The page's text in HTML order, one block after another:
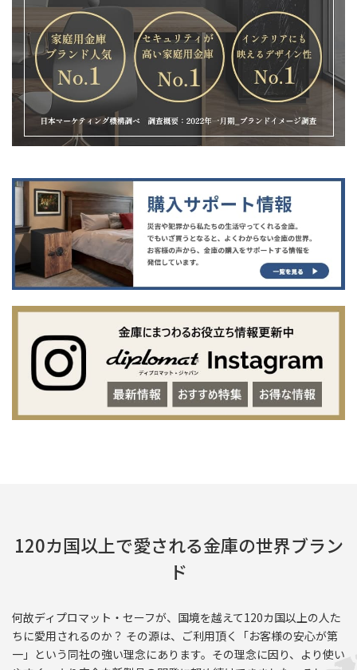
120カ国以上で愛される金庫の世界ブラン
ド
何故ディプロマット・セーフが、国境を越えて120カ国以上の人た
ちに愛用されるのか？ その源は、ご利用頂く「お客様の安心が第
一」という同社の強い理念にあります。その理念に因り、より使い